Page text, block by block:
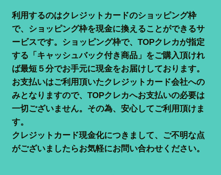
利用するのはクレジットカードのショッピング枠
で、ショッピング枠を現金に換えることができるサ
ービスです。ショッピング枠で、TOPクレカが指定
する「キャッシュバック付き商品」をご購入頂けれ
ば最短５分でお手元に現金をお届けしております。
お支払いはご利用頂いたクレジットカード会社への
みとなりますので、TOPクレカへお支払いの必要は
一切ございません。その為、安心してご利用頂けま
す。
クレジットカード現金化につきまして、ご不明な点
がございましたらお気軽にお問い合わせください。